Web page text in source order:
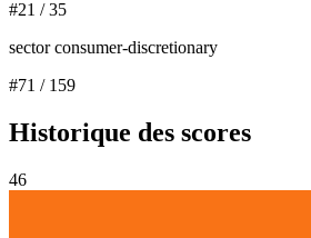
#21 /35
sector consumer-discretionary
#71 / 159
Historique des scores
46